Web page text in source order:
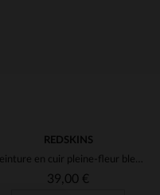
REDSKINS
Ceinture en cuir pleine-fleur bleu marine
39,00 €